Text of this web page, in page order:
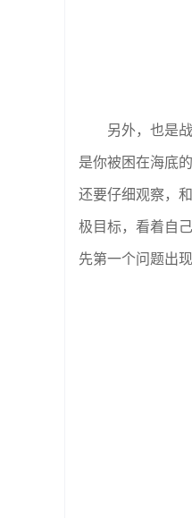
另外，也是
是你被困在海底
还要仔细观察，
极目标，看着自
先第一个问题出现